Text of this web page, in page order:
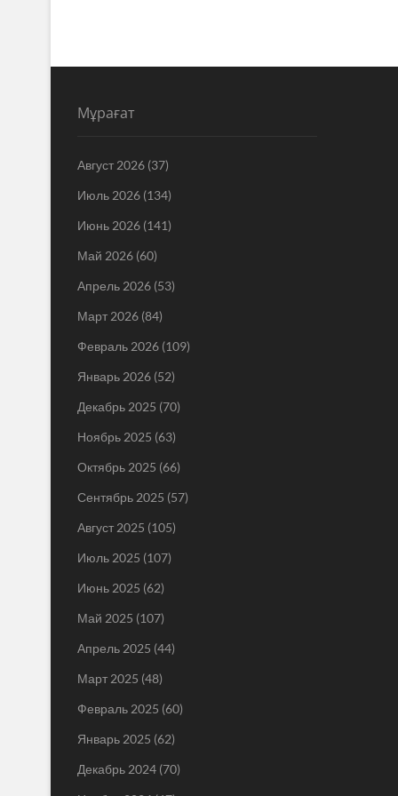
Мұрағат
Август 2026 (37)
Июль 2026 (134)
Июнь 2026 (141)
Май 2026 (60)
Апрель 2026 (53)
Март 2026 (84)
Февраль 2026 (109)
Январь 2026 (52)
Декабрь 2025 (70)
Ноябрь 2025 (63)
Октябрь 2025 (66)
Сентябрь 2025 (57)
Август 2025 (105)
Июль 2025 (107)
Июнь 2025 (62)
Май 2025 (107)
Апрель 2025 (44)
Март 2025 (48)
Февраль 2025 (60)
Январь 2025 (62)
Декабрь 2024 (70)